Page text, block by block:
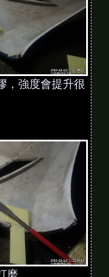
，強度會提升很
磨